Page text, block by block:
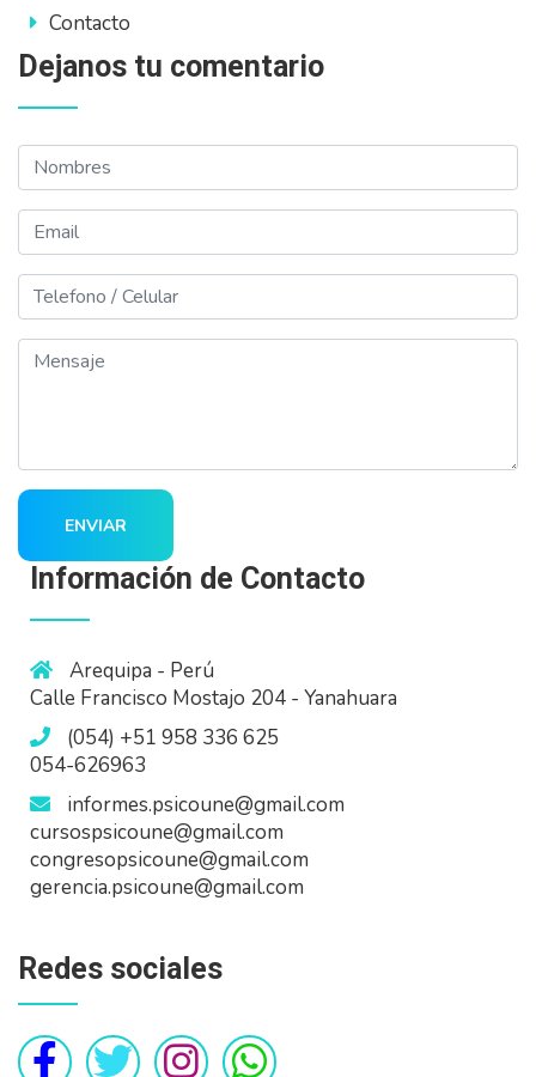
Contacto
Dejanos tu comentario
Nombres
Email
Telefono
Mensaje
ENVIAR
Información de Contacto
Arequipa - Perú
Calle Francisco Mostajo 204 - Yanahuara
(054) +51 958 336 625
054-626963
informes.psicoune@gmail.com
cursospsicoune@gmail.com
congresopsicoune@gmail.com
gerencia.psicoune@gmail.com
Redes sociales